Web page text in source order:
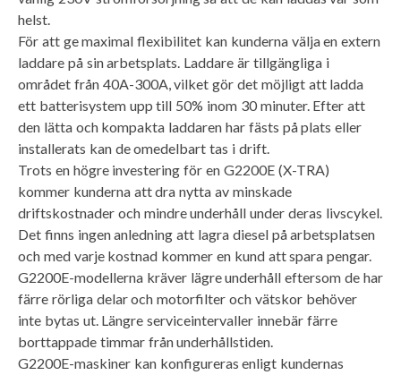
helst.
För att ge maximal flexibilitet kan kunderna välja en extern
laddare på sin arbetsplats. Laddare är tillgängliga i
området från 40A-300A, vilket gör det möjligt att ladda
ett batterisystem upp till 50% inom 30 minuter. Efter att
den lätta och kompakta laddaren har fästs på plats eller
installerats kan de omedelbart tas i drift.
Trots en högre investering för en G2200E (X-TRA)
kommer kunderna att dra nytta av minskade
driftskostnader och mindre underhåll under deras livscykel.
Det finns ingen anledning att lagra diesel på arbetsplatsen
och med varje kostnad kommer en kund att spara pengar.
G2200E-modellerna kräver lägre underhåll eftersom de har
färre rörliga delar och motorfilter och vätskor behöver
inte bytas ut. Längre serviceintervaller innebär färre
borttappade timmar från underhållstiden.
G2200E-maskiner kan konfigureras enligt kundernas